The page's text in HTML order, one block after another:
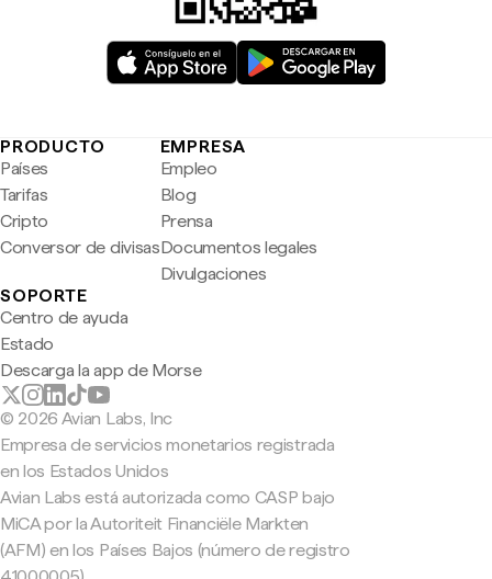
PRODUCTO
Países
Tarifas
Cripto
Conversor de divisas
EMPRESA
Empleo
Blog
Prensa
Documentos legales
Divulgaciones
SOPORTE
Centro de ayuda
Estado
Descarga la app de Morse
© 2026 Avian Labs, Inc
Empresa de servicios monetarios registrada
en los Estados Unidos
Avian Labs está autorizada como CASP bajo
MiCA por la Autoriteit Financiële Markten
(AFM) en los Países Bajos (número de registro